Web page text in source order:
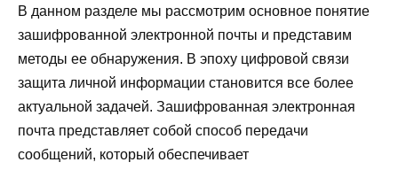
В данном разделе мы рассмотрим основное понятие
зашифрованной электронной почты и представим
методы ее обнаружения. В эпоху цифровой связи
защита личной информации становится все более
актуальной задачей. Зашифрованная электронная
почта представляет собой способ передачи
сообщений, который обеспечивает